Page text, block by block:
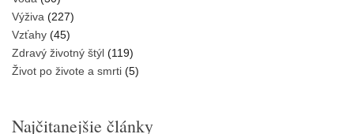
Výživa (227)
Vzťahy (45)
Zdravý životný štýl (119)
Život po živote a smrti (5)
Najčitanejšie články